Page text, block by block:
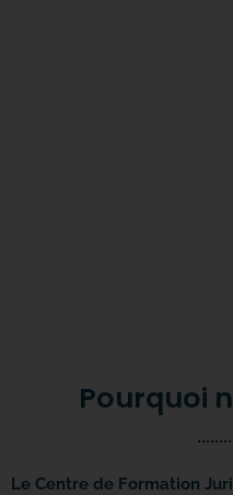
Pourquoi
Le Centre de Formation